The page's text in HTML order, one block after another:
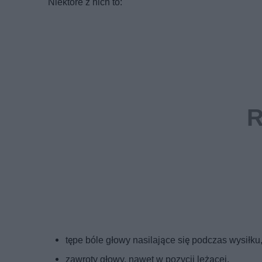
tępe bóle głowy nasilające się podczas wysiłku,
zawroty głowy, nawet w pozycji leżącej,